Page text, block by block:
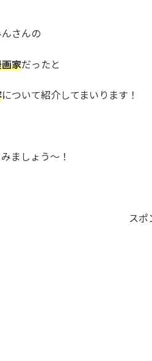
さんの
家だったと
について紹介してまいります！
ましょう〜！
スポ